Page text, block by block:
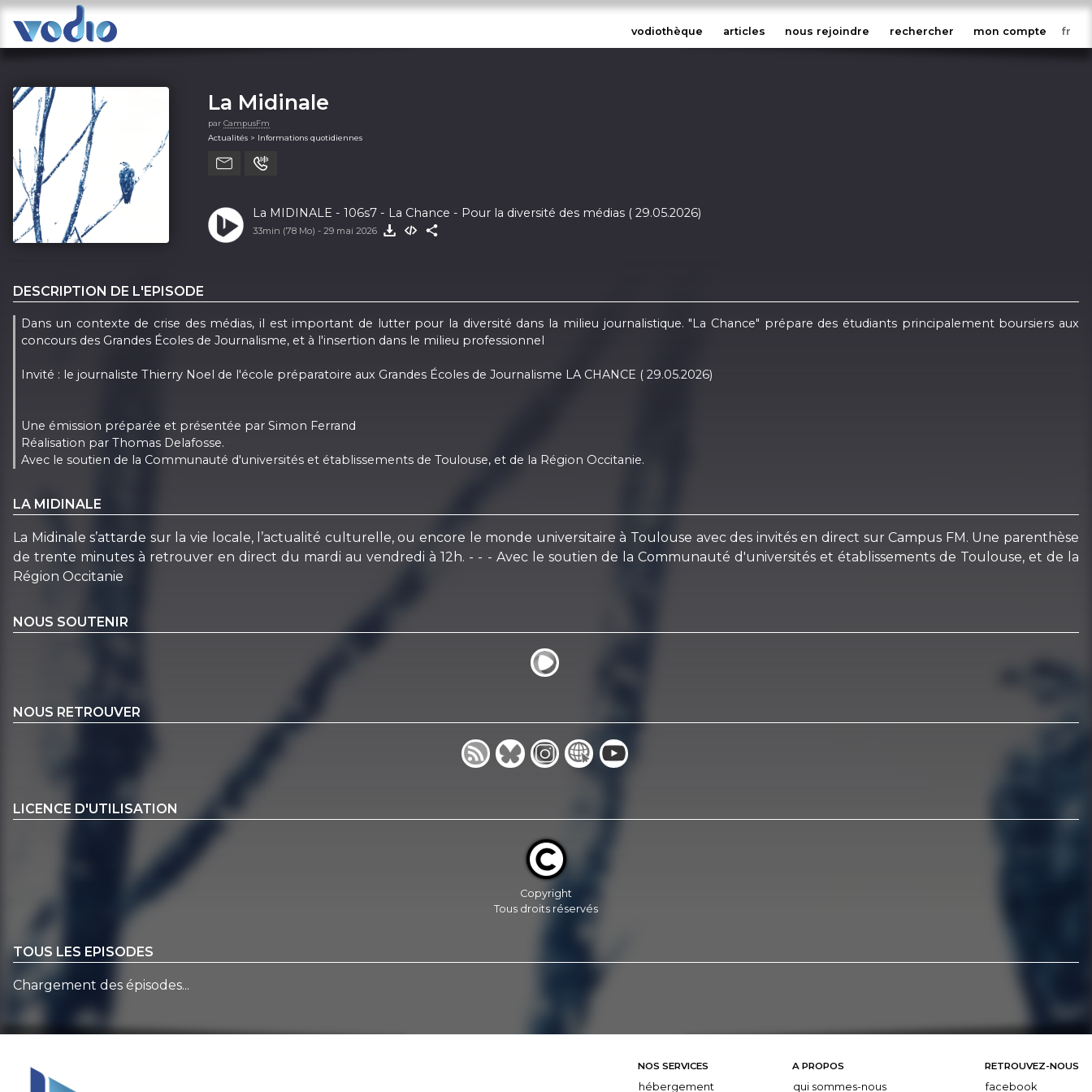
vodiothèque articles nous rejoindre rechercher mon compte
La Midinale
par CampusFm
Actualités > Informations quotidiennes
La MIDINALE - 106s7 - La Chance - Pour la diversité des médias ( 29.05.2026)
33min (78 Mo) - 29 mai 2026
DESCRIPTION DE L'EPISODE
Dans un contexte de crise des médias, il est important de lutter pour la diversité dans la milieu journalistique. "La Chance" prépare des étudiants principalement boursiers aux
concours des Grandes Écoles de Journalisme, et à l'insertion dans le milieu professionnel
Invité : le journaliste Thierry Noel de l'école préparatoire aux Grandes Écoles de Journalisme LA CHANCE ( 29.05.2026)
Une émission préparée et présentée par Simon Ferrand
Réalisation par Thomas Delafosse.
Avec le soutien de la Communauté d'universités et établissements de Toulouse, et de la Région Occitanie.
LA MIDINALE
La Midinale s’attarde sur la vie locale, l’actualité culturelle, ou encore le monde universitaire à Toulouse avec des invités en direct sur Campus FM. Une parenthèse
de trente minutes à retrouver en direct du mardi au vendredi à 12h. - - - Avec le soutien de la Communauté d'universités et établissements de Toulouse, et de la
Région Occitanie
NOUS SOUTENIR
NOUS RETROUVER
LICENCE D'UTILISATION
Copyright
Tous droits réservés
TOUS LES EPISODES
Chargement des épisodes...
NOS SERVICES
hébergement
A PROPOS
qui sommes-nous
RETROUVEZ-NOUS
facebook